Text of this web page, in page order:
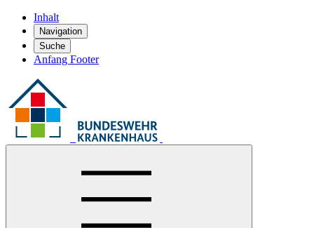
Inhalt
Navigation
Suche
Anfang Footer